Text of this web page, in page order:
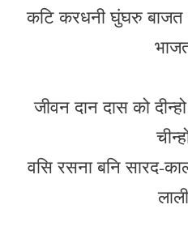
कटि करधनी घुंघरु
जीवन दान दास को
वसि रसना बनि सारद-